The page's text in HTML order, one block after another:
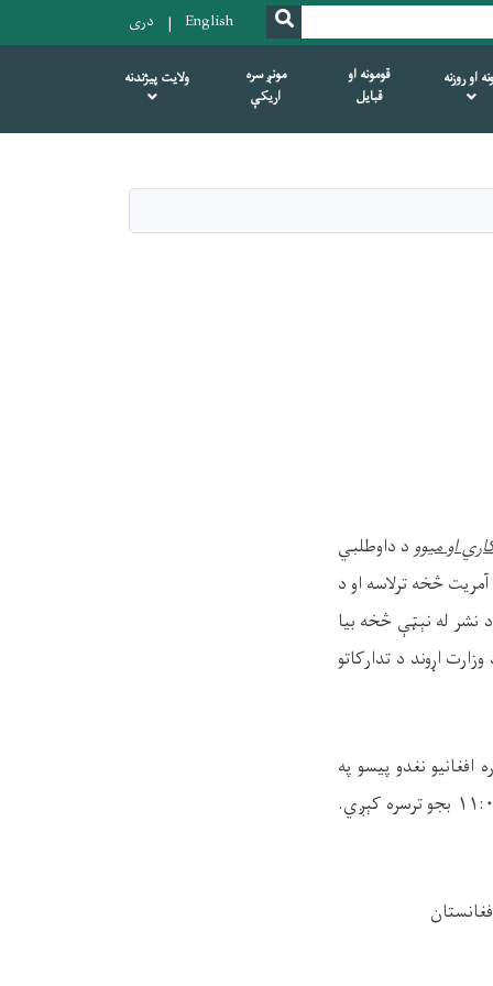
SEARCH
English دری
او روزنه
قومونه او
قبایل
مونږ سره
اریکې
ولایت پیژندنه
د داوطلبي
کې د تدارکاتو له آمریت څخه ترلاسه او د
نشر له نېټې څخه بیا
اړوند د تدارکاتو
ګرنټي او یا (۲۷۰۰۰۰) دوه لکه اویا زره افغانیو نغدو پیسو په
په ۱۱:۰۰ بجو ترسره کېږي.